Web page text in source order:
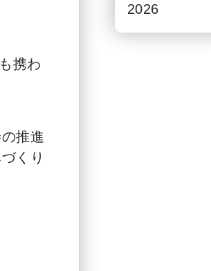
携わ
推進
くり
2026